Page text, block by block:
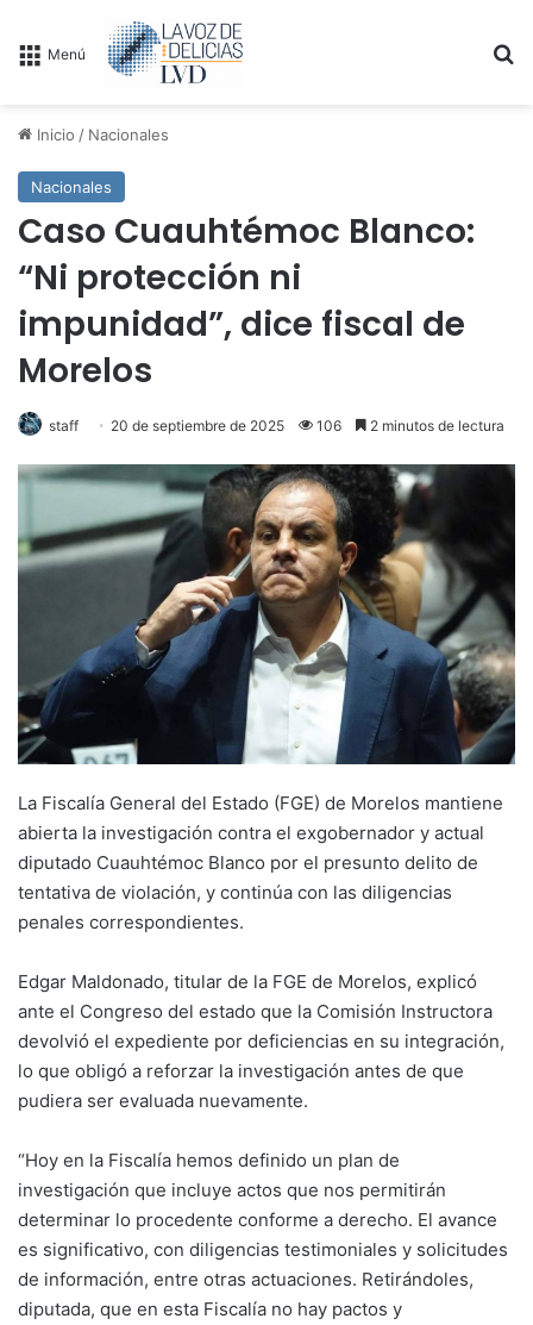
Menú
Inicio / Nacionales
Nacionales
Caso Cuauhtémoc Blanco:
“Ni protección ni
impunidad”, dice fiscal de
Morelos
staff 20 de septiembre de 2025 106 2 minutos de lectura
La Fiscalía General del Estado (FGE) de Morelos mantiene
abierta la investigación contra el exgobernador y actual
diputado Cuauhtémoc Blanco por el presunto delito de
tentativa de violación, y continúa con las diligencias
penales correspondientes.
Edgar Maldonado, titular de la FGE de Morelos, explicó
ante el Congreso del estado que la Comisión Instructora
devolvió el expediente por deficiencias en su integración,
lo que obligó a reforzar la investigación antes de que
pudiera ser evaluada nuevamente.
“Hoy en la Fiscalía hemos definido un plan de
investigación que incluye actos que nos permitirán
determinar lo procedente conforme a derecho. El avance
es significativo, con diligencias testimoniales y solicitudes
de información, entre otras actuaciones. Retirándoles,
diputada, que en esta Fiscalía no hay pactos y